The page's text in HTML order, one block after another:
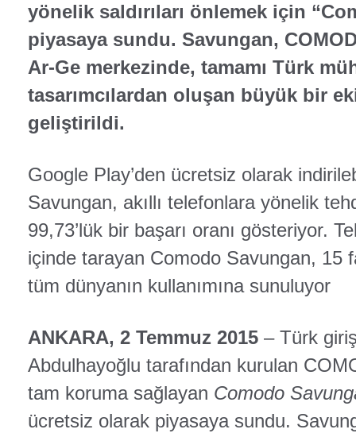
yönelik saldırıları önlemek için
piyasaya sundu. Savungan,
Ar-Ge merkezinde, tamamı Türk
tasarımcılardan oluşan büyük bir
geliştirildi.
Google Play’den ücretsiz olarak
Savungan, akıllı telefonlara yönelik
99,73’lük bir başarı oranı gösteriyor.
içinde tarayan Comodo Savungan, 15
tüm dünyanın kullanımına sunuluyor
ANKARA, 2 Temmuz 2015 – Türk
Abdulhayoğlu tarafından kurulan
tam koruma sağlayan Comodo
ücretsiz olarak piyasaya sundu.